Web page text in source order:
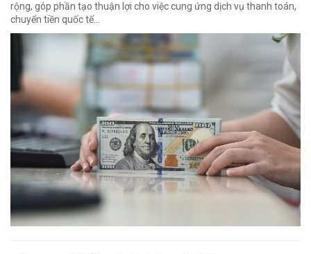
rộng, góp phần tạo thuận lợi cho việc cung ứng dịch vụ thanh toán,
chuyển tiền quốc tế...